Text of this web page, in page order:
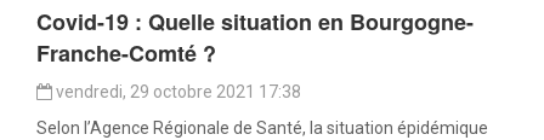
Covid-19 : Quelle situation en Bourgogne-
Franche-Comté ?
vendredi, 29 octobre 2021 17:38
Selon l’Agence Régionale de Santé, la situation épidémique